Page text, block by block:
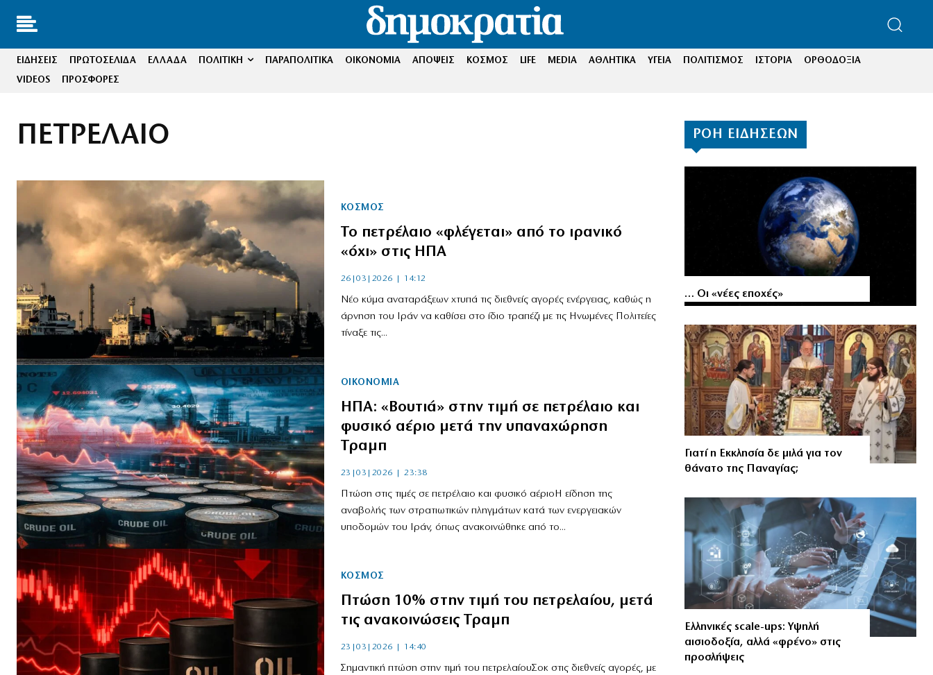
ΕΙΔΗΣΕΙΣ ΠΡΩΤΟΣΕΛΙΔΑ ΕΛΛΑΔΑ ΠΟΛΙΤΙΚΗ ΠΑΡΑΠΟΛΙΤΙΚΑ ΟΙΚΟΝΟΜΙΑ ΑΠΟΨΕΙΣ ΚΟΣΜΟΣ LIFE MEDIA ΑΘΛΗΤΙΚΑ ΥΓΕΙΑ ΠΟΛΙΤΙΣΜΟΣ ΙΣΤΟΡΙΑ
ΟΡΘΟΔΟΞΙΑ
VIDEOS
ΠΡΟΣΦΟΡΕΣ
ΠΕΤΡΕΛΑΙΟ
ΚΟΣΜΟΣ
Το πετρέλαιο «φλέγεται» από το ιρανικό
«όχι» στις ΗΠΑ
26|03|2026 | 14:12
Νέο κύμα αναταράξεων χτυπά τις διεθνείς αγορές ενέργειας, καθώς η
άρνηση του Ιράν να καθίσει στο ίδιο τραπέζι με τις Ηνωμένες Πολιτείες
τίναξε τις...
ΟΙΚΟΝΟΜΙΑ
ΗΠΑ: «Βουτιά» στην τιμή σε πετρέλαιο και
φυσικό αέριο μετά την υπαναχώρηση
Τραμπ
23|03|2026 | 23:38
Πτώση στις τιμές σε πετρέλαιο και φυσικό αέριοΗ είδηση της
αναβολής των στρατιωτικών πληγμάτων κατά των ενεργειακών
υποδομών του Ιράν, όπως ανακοινώθηκε από το...
ΚΟΣΜΟΣ
Πτώση 10% στην τιμή του πετρελαίου, μετά
τις ανακοινώσεις Τραμπ
23|03|2026 | 14:40
Σημαντική πτώση στην τιμή του πετρελαίουΣοκ στις διεθνείς αγορές, με
ΡΟΗ ΕΙΔΗΣΕΩΝ
… Οι «νέες εποχές»
Γιατί η Εκκλησία δε μιλά για τον
θάνατο της Παναγίας;
Ελληνικές scale-ups: Υψηλή
αισιοδοξία, αλλά «φρένο» στις
προσλήψεις